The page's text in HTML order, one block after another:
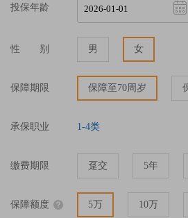
投保年龄
性 别 男 女
保障期限 保障至70周岁
承保职业 1-4类
缴费期限 趸交 5年
保障额度 5万 10万